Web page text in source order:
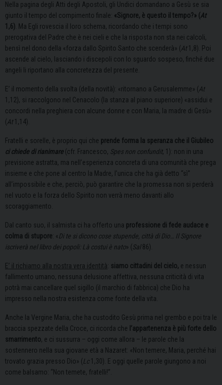
Nella pagina degli Atti degli Apostoli, gli Undici domandano a Gesù se sia
giunto il tempo del compimento finale: «Signore, è questo il tempo?» (At
1,6). Ma Egli rovescia il loro schema, ricordando che i tempi sono
prerogativa del Padre che è nei cieli e che la risposta non sta nei calcoli,
bensì nel dono della «forza dallo Spirito Santo che scenderà» (At1,8). Poi
ascende al cielo, lasciando i discepoli con lo sguardo sospeso, finché due
angeli li riportano alla concretezza del presente.
E’ il momento della svolta (della novità): «ritornano a Gerusalemme» (At
1,12), si raccolgono nel Cenacolo (la stanza al piano superiore) «assidui e
concordi nella preghiera con alcune donne e con Maria, la madre di Gesù»
(At1,14).
Fratelli e sorelle, è proprio qui che prende forma la speranza che il Giubileo
ci chiede di rianimare (cfr. Francesco, Spes non confundit, 1): non in una
previsione astratta, ma nell’esperienza concreta di una comunità che prega
insieme e che pone al centro la Madre, l’unica che ha già detto “sì”
all’impossibile e che, perciò, può garantire che la promessa non si perderà
nel vuoto e la forza dello Spirito non verrà meno davanti allo
scoraggiamento.
Dal canto suo, il salmista ci ha offerto una professione di fede audace e
colma di stupore: «Di te si dicono cose stupende, città di Dio… Il Signore
iscriverà nel libro dei popoli: Là costui è nato» (Sal86).
E’ il richiamo alla nostra vera identità: siamo cittadini del cielo, e nessun
fallimento umano, nessuna delusione affettiva, nessuna criticità di vita
potrà mai cancellare quel sigillo (il marchio di fabbrica) che Dio ha
impresso nella nostra esistenza come fonte della vita.
Anche la Vergine Maria, che ha custodito Gesù prima nel grembo e poi tra le
braccia spezzate della Croce, ci ricorda che l’appartenenza è più forte dello
smarrimento, e ci sussurra – oggi come allora – le parole che la
sostennero nella sua giovane età a Nazaret: «Non temere, Maria, perché hai
trovato grazia presso Dio» (Lc1,30). E oggi quelle parole giungono a noi
come balsamo: “Non temete, fratelli!”.